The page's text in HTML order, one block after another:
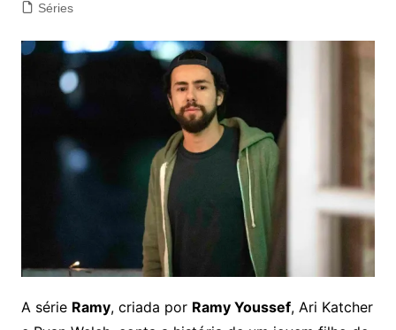
Séries
A série Ramy, criada por Ramy Youssef, Ari Katcher